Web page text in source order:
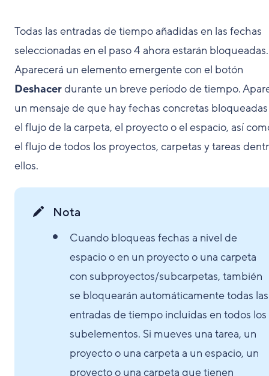
Todas las entradas de tiempo añadidas en las fechas
seleccionadas en el paso 4 ahora estarán bloqueadas.
Aparecerá un elemento emergente con el botón
Deshacerdurante un breve período de tiempo.
un mensaje de que hay fechas concretas
el flujo de la carpeta, el proyecto o el espacio, así
el flujo de todos los proyectos, carpetas y tareas
ellos.
Nota
Cuando bloqueas fechas a nivel de
espacio o en un proyecto o una carpeta
con subproyectos/subcarpetas, también
se bloquearán automáticamente todas las
entradas de tiempo incluidas en todos los
subelementos. Si mueves una tarea, un
proyecto o una carpeta a un espacio, un
proyecto o una carpeta que tienen